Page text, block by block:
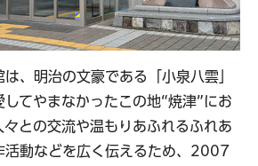
、明治の文豪である「小泉八雲」
てやまなかったこの地“焼津”にお
々との交流や温もりあふれるふれあ
活動などを広く伝えるため、2007